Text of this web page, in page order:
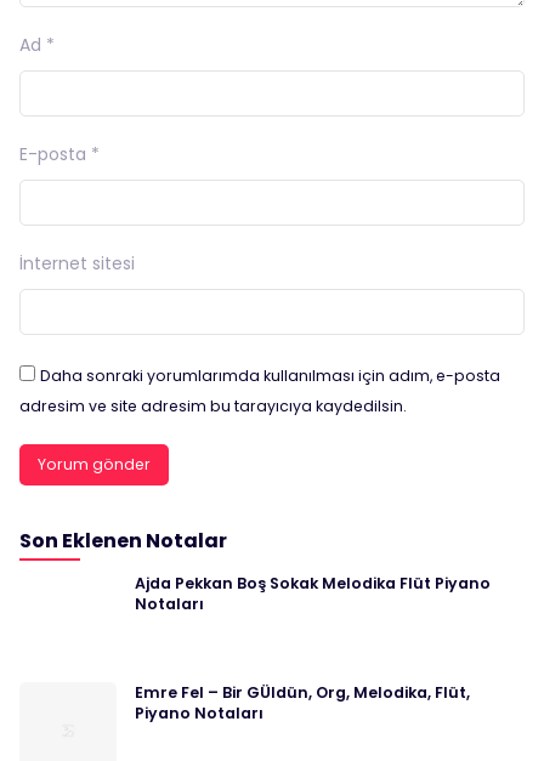
Ad *
E-posta *
İnternet sitesi
Daha sonraki yorumlarımda kullanılması için adım, e-posta
adresim ve site adresim bu tarayıcıya kaydedilsin.
Son Eklenen Notalar
Ajda Pekkan Boş Sokak Melodika Flüt Piyano
Notaları
Emre Fel – Bir GÜldün, Org, Melodika, Flüt,
Piyano Notaları